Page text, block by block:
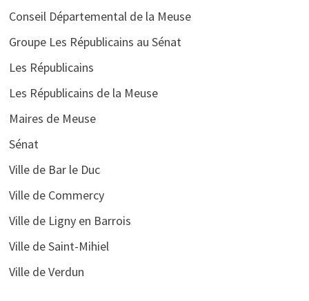
Conseil Départemental de la Meuse
Groupe Les Républicains au Sénat
Les Républicains
Les Républicains de la Meuse
Maires de Meuse
Sénat
Ville de Bar le Duc
Ville de Commercy
Ville de Ligny en Barrois
Ville de Saint-Mihiel
Ville de Verdun